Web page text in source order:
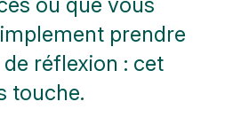
prendre
réflexion : cet
touche.